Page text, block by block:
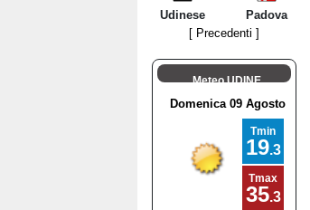
Udinese
Padova
[ Precedenti ]
Meteo UDINE